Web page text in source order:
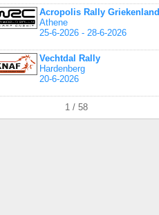
Acropolis Rally Griekenland
Athene
25-6-2026 - 28-6-2026
Vechtdal Rally
Hardenberg
20-6-2026
1 / 58